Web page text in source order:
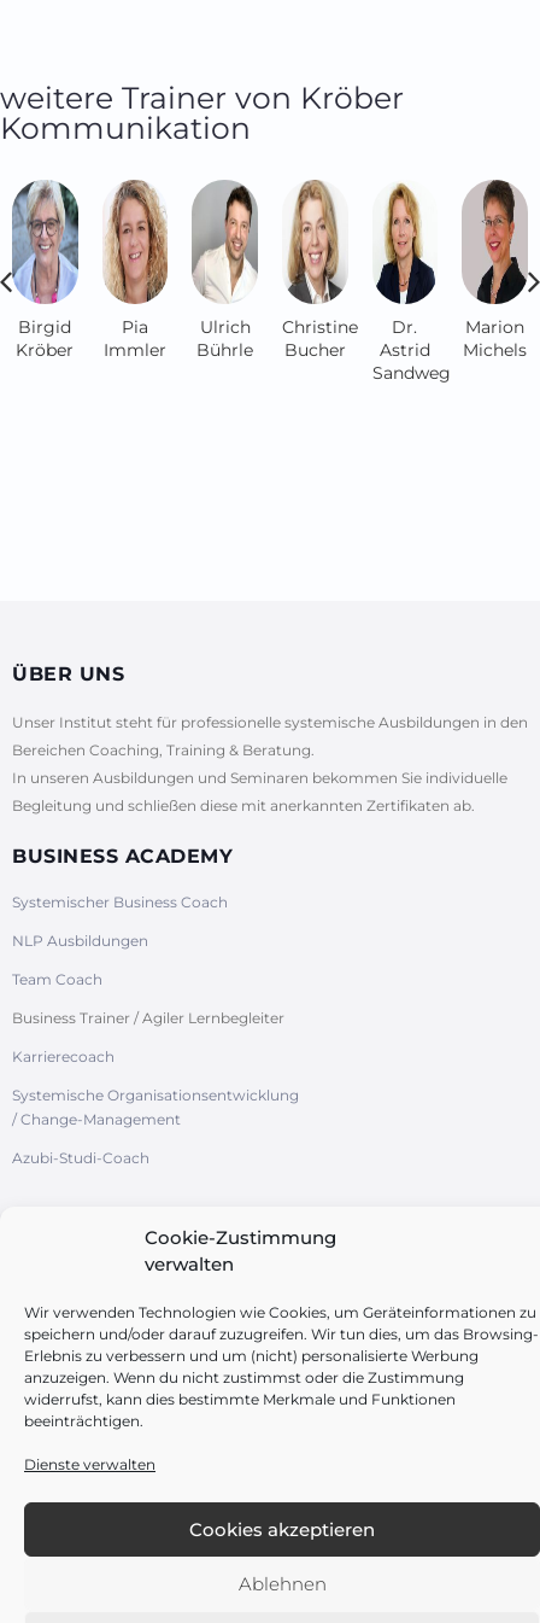
Cookie-Zustimmung
verwalten
Wir verwenden Technologien wie Cookies, um Geräteinformationen zu
speichern und/oder darauf zuzugreifen. Wir tun dies, um das Browsing-
Erlebnis zu verbessern und um (nicht) personalisierte Werbung
anzuzeigen. Wenn du nicht zustimmst oder die Zustimmung
widerrufst, kann dies bestimmte Merkmale und Funktionen
beeinträchtigen.
Dienste verwalten
Cookies akzeptieren
Ablehnen
weitere Trainer von Kröber
Kommunikation
Birgid
Kröber
Pia
Immler
Ulrich
Bührle
Christine
Bucher
Dr.
Astrid
Sandweg
Marion
Michels
ÜBER UNS
Unser Institut steht für professionelle systemische Ausbildungen in den
Bereichen Coaching, Training & Beratung.
In unseren Ausbildungen und Seminaren bekommen Sie individuelle
Begleitung und schließen diese mit anerkannten Zertifikaten ab.
BUSINESS ACADEMY
Systemischer Business Coach
NLP Ausbildungen
Team Coach
Business Trainer / Agiler Lernbegleiter
Karrierecoach
Systemische Organisationsentwicklung
/ Change-Management
Azubi-Studi-Coach
Impressum Datenschutz
Allgemeine Geschäftsbedingungen (AGB)
Diese Website ist durch reCAPTCHA von Google geschützt.Datenschutz-Bestimmungen
Nutzungsbedingungen